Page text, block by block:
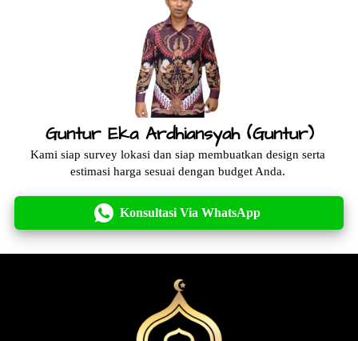
Guntur Eka Ardhiansyah (Guntur)
Kami siap survey lokasi dan siap membuatkan design serta
estimasi harga sesuai dengan budget Anda.
` Konsultasi Via WhatsApp